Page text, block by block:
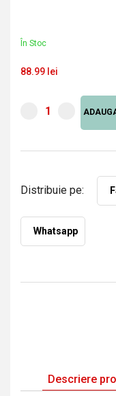
Descriere
În Stoc
88.99 lei
Distribuie pe:
Whatsapp